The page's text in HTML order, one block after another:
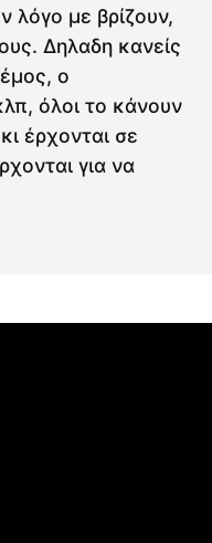
λόγο με βρίζουν,
Δηλαδη κανείς
ο
όλοι το κάνουν
έρχονται σε
για να